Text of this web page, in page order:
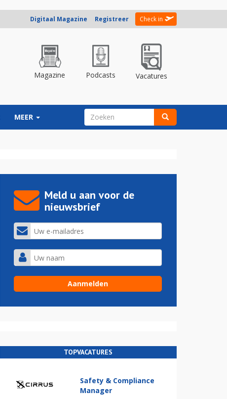
Digitaal Magazine Registreer Check in
Magazine Podcasts Vacatures
MEER ZOEKVELD
Meld u aan voor de
nieuwsbrief
TOPVACATURES
Safety & Compliance
Manager